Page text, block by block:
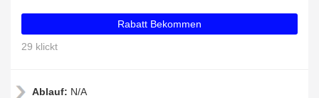
Rabatt Bekommen
29 klickt
Ablauf: N/A